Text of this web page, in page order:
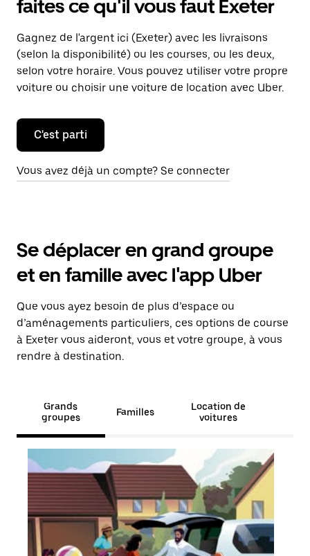
faites ce qu'il vous faut Exeter
Gagnez de l'argent ici (Exeter) avec les livraisons
(selon la disponibilité) ou les courses, ou les deux,
selon votre horaire. Vous pouvez utiliser votre propre
voiture ou choisir une voiture de location avec Uber.
C'est parti
Vous avez déjà un compte? Se connecter
Se déplacer en grand groupe
et en famille avec l'app Uber
Que vous ayez besoin de plus d’espace ou
d’aménagements particuliers, ces options de course
à Exeter vous aideront, vous et votre groupe, à vous
rendre à destination.
Grands
groupes
Familles
Location de
voitures